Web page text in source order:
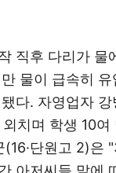
직후 다리가 물
물이 급속히
다. 자영업자 강
치며 학생 10여
단원고 2)은